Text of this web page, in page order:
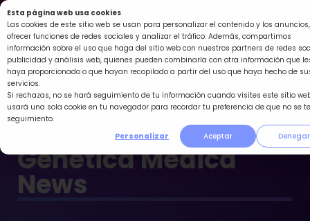
Esta página web usa cookies
Las cookies de este sitio web se usan para personalizar el contenido y los anuncios,
ofrecer funciones de redes sociales y analizar el tráfico. Además, compartimos
información sobre el uso que haga del sitio web con nuestros partners de redes
publicidad y análisis web, quienes pueden combinarla con otra información que
haya proporcionado o que hayan recopilado a partir del uso que haya hecho de
servicios.
Si rechazas, no se hará seguimiento de tu información cuando visites este sitio
usará una sola cookie en tu navegador para recordar tu preferencia de que no se
seguimiento.
Personalizar
Aceptar Denegar
Ir
al
contenido
Genética Médica
News